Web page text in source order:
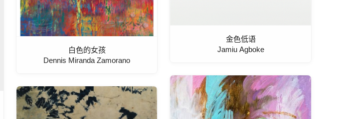
白色的女孩
Dennis Miranda Zamorano
金色低语
Jamiu Agboke